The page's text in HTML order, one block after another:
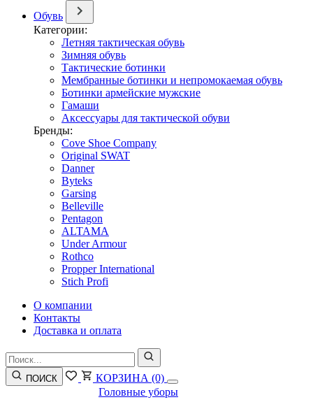
Обувь
Категории:
Летняя тактическая обувь
Зимняя обувь
Тактические ботинки
Мембранные ботинки и непромокаемая обувь
Ботинки армейские мужские
Гамаши
Аксессуары для тактической обуви
Бренды:
Cove Shoe Company
Original SWAT
Danner
Byteks
Garsing
Belleville
Pentagon
ALTAMA
Under Armour
Rothco
Propper International
Stich Profi
О компании
Контакты
Доставка и оплата
ПОИСК КОРЗИНА (0)
Головные уборы